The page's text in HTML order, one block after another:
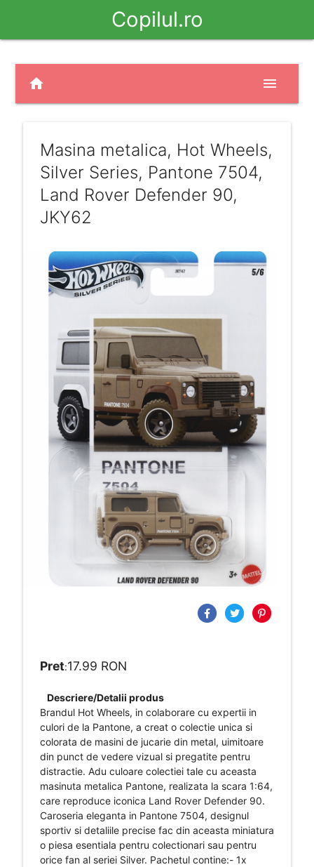
Copilul.ro
home menu
Masina metalica, Hot Wheels,
Silver Series, Pantone 7504,
Land Rover Defender 90,
JKY62
Pret:17.99 RON
Descriere/Detalii produs
Brandul Hot Wheels, in colaborare cu expertii in
culori de la Pantone, a creat o colectie unica si
colorata de masini de jucarie din metal, uimitoare
din punct de vedere vizual si pregatite pentru
distractie. Adu culoare colectiei tale cu aceasta
masinuta metalica Pantone, realizata la scara 1:64,
care reproduce iconica Land Rover Defender 90.
Caroseria eleganta in Pantone 7504, designul
sportiv si detaliile precise fac din aceasta miniatura
o piesa esentiala pentru colectionari sau pentru
orice fan al seriei Silver. Pachetul contine:- 1x